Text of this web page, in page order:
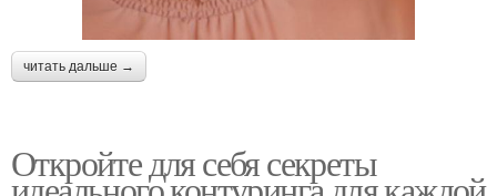
читать дальше →
Откройте для себя секреты